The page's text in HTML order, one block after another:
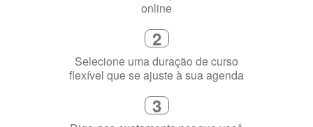
Selecione uma duração de curso
flexível que se ajuste à sua agenda
Diga-nos exatamente por que você